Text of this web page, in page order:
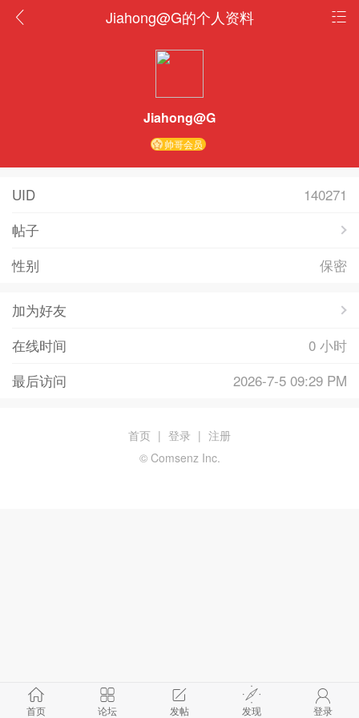
Jiahong@G的个人资料
Jiahong@G
帅哥会员
UID
140271
帖子
性别
保密
加为好友
在线时间
0 小时
最后访问
2026-7-5 09:29 PM
首页 论坛 发帖 发现 登录
首页 | 登录 | 注册
© Comsenz Inc.